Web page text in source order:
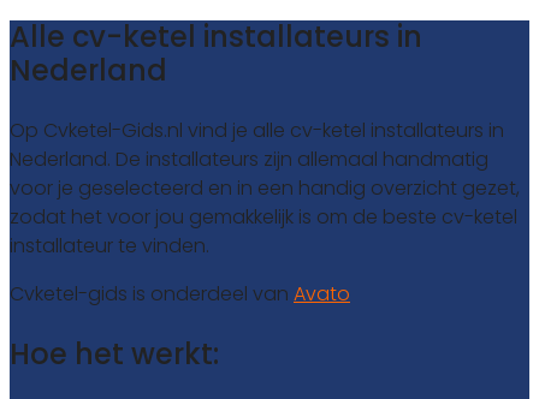
Alle cv-ketel installateurs in
Nederland
Op Cvketel-Gids.nl vind je alle cv-ketel installateurs in
Nederland. De installateurs zijn allemaal handmatig
voor je geselecteerd en in een handig overzicht gezet,
zodat het voor jou gemakkelijk is om de beste cv-ketel
installateur te vinden.
Cvketel-gids is onderdeel van Avato
Hoe het werkt: